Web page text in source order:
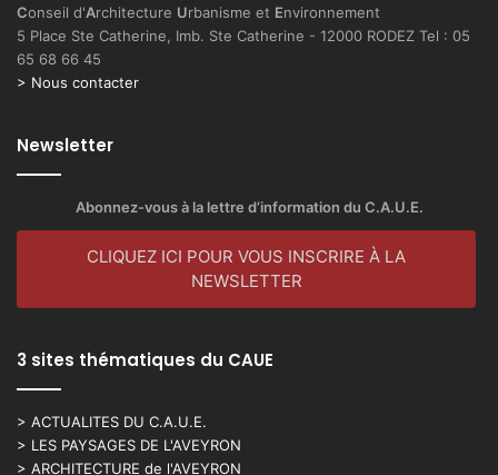
Conseil d'Architecture Urbanisme et Environnement
5 Place Ste Catherine, Imb. Ste Catherine - 12000 RODEZ Tel : 05
65 68 66 45
> Nous contacter
Newsletter
Abonnez-vous à la lettre d’information du C.A.U.E.
CLIQUEZ ICI POUR VOUS INSCRIRE À LA
NEWSLETTER
3 sites thématiques du CAUE
> ACTUALITES DU C.A.U.E.
> LES PAYSAGES DE L'AVEYRON
> ARCHITECTURE de l'AVEYRON